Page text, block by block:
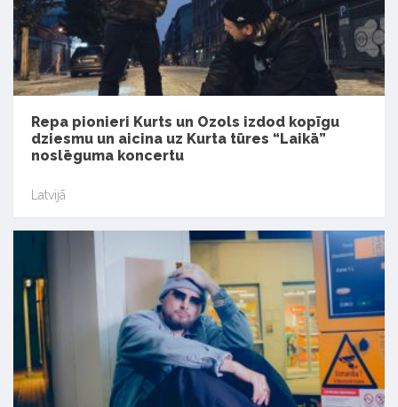
Repa pionieri Kurts un Ozols izdod kopīgu
dziesmu un aicina uz Kurta tūres “Laikā”
noslēguma koncertu
Latvijā